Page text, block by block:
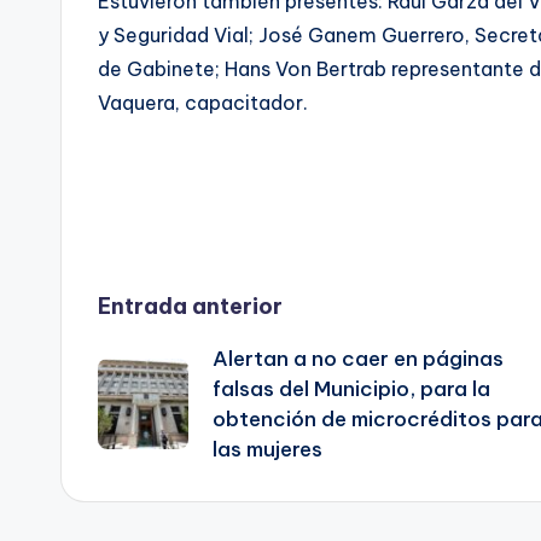
y Seguridad Vial; José Ganem Guerrero,
de Gabinete; Hans Von Bertrab representante
Vaquera, capacitador.
Navegación
de
entradas
Entrada anterior
Alertan a no caer en páginas
falsas del Municipio, para la
obtención de microcréditos
las mujeres